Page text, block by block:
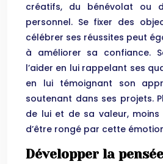
créatifs, du bénévolat ou
personnel. Se fixer des
célébrer ses réussites peut
à améliorer sa confiance.
l’aider en lui rappelant ses
en lui témoignant son
soutenant dans ses projets.
de lui et de sa valeur,
d’être rongé par cette
Développer la